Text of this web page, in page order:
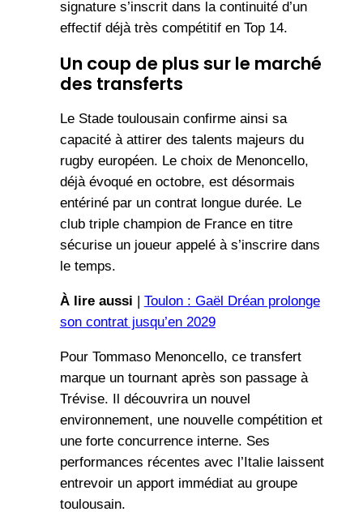
signature s’inscrit dans la continuité d’un
effectif déjà très compétitif en Top 14.
Un coup de plus sur le marché
des transferts
Le Stade toulousain confirme ainsi sa
capacité à attirer des talents majeurs du
rugby européen. Le choix de Menoncello,
déjà évoqué en octobre, est désormais
entériné par un contrat longue durée. Le
club triple champion de France en titre
sécurise un joueur appelé à s’inscrire dans
le temps.
À lire aussi
Toulon : Gaël Dréan prolonge
son contrat jusqu’en 2029
Pour Tommaso Menoncello, ce transfert
marque un tournant après son passage à
Trévise. Il découvrira un nouvel
environnement, une nouvelle compétition et
une forte concurrence interne. Ses
performances récentes avec l’Italie laissent
entrevoir un apport immédiat au groupe
toulousain.